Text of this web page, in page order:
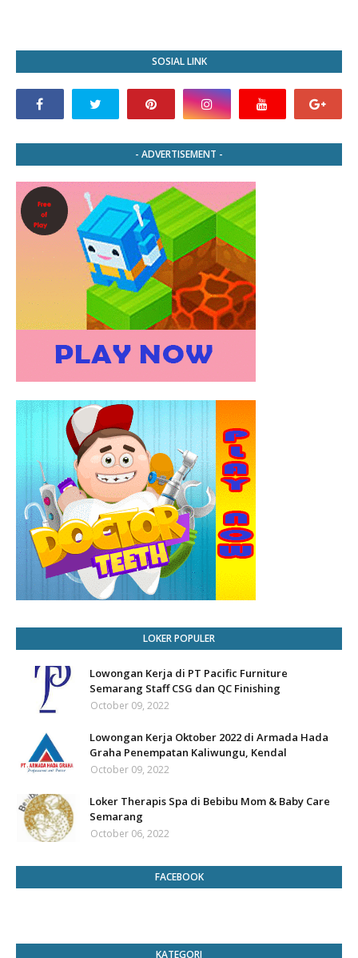
SOSIAL LINK
- ADVERTISEMENT -
LOKER POPULER
Lowongan Kerja di PT Pacific Furniture
Semarang Staff CSG dan QC Finishing
October 09, 2022
Lowongan Kerja Oktober 2022 di Armada Hada
Graha Penempatan Kaliwungu, Kendal
October 09, 2022
Loker Therapis Spa di Bebibu Mom & Baby Care
Semarang
October 06, 2022
FACEBOOK
KATEGORI